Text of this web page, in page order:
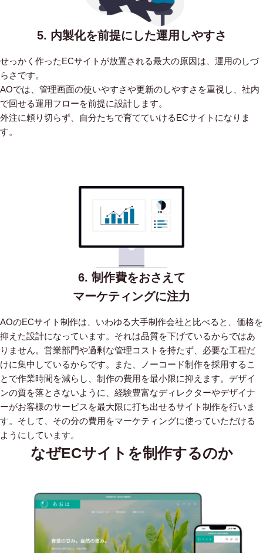
5. 内製化を前提にした運用しやすさ
せっかく作ったECサイトが放置される最大の原因は、運用のしづ
らさです。
AOでは、管理画面の使いやすさや更新のしやすさを重視し、社内
で回せる運用フローを前提に設計します。
外注に頼り切らず、自分たちで育てていけるECサイトになりま
す。
6. 制作費をおさえて
マーケティングに注力
AOのECサイト制作は、いわゆる大手制作会社と比べると、価格を
抑えた設計になっています。 それは品質を下げているからではあ
りません。営業部門や過剰な管理コストを持たず、必要な工程だ
けに集中しているからです。
また、ノーコード制作を採用するこ
とで作業時間を減らし、制作の費用を最小限に抑えます。デザイ
ンの質を落とさないように、経験豊富なディレクターやデザイナ
ーがお客様のサービスを最大限に打ち出せるサイト制作を行いま
す。そして、その分の費用をマーケティングに使っていただける
ようにしています。
なぜECサイトを制作するのか